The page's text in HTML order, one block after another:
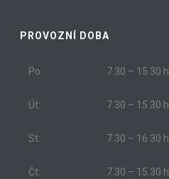
PROVOZNÍ DOBA
Po: 7.30 – 15.30 h
Út: 7.30 – 15.30 h
St: 7.30 – 16.30 h
Čt: 7.30 – 15.30 h